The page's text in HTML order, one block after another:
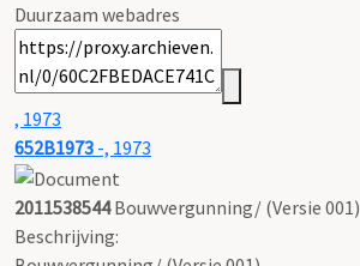
Duurzaam webadres
, 1973
652B1973 -, 1973
2011538544Bouwvergunning/ (Versie 001)
Beschrijving: